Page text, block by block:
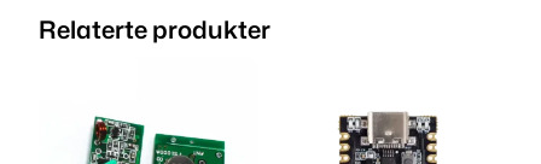
Relaterte produkter